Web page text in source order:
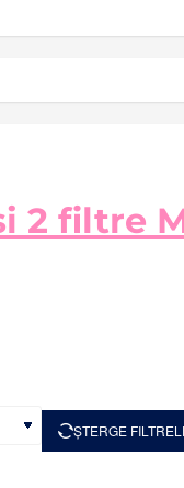
2 filtre
ȘTERGE